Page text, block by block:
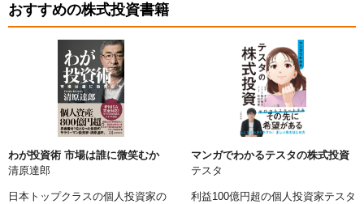
おすすめの株式投資書籍
わが投資術 市場は誰に微笑むか
清原達郎
日本トップクラスの個人投資家の
マンガでわかるテスタの株式投資
テスタ
利益100億円超の個人投資家テスタ